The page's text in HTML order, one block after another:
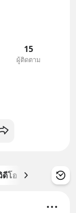
15
ผู้ติดตาม
ดีโอ พอดแ